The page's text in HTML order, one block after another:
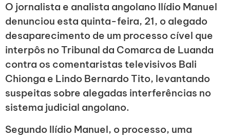
O jornalista e analista angolano Ilídio Manuel
denunciou esta quinta-feira, 21, o alegado
desaparecimento de um processo cível que
interpôs no Tribunal da Comarca de Luanda
contra os comentaristas televisivos Bali
Chionga e Lindo Bernardo Tito, levantando
suspeitas sobre alegadas interferências no
sistema judicial angolano.
Segundo Ilídio Manuel, o processo, uma